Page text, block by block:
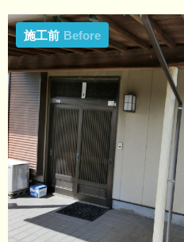
施工前 Before